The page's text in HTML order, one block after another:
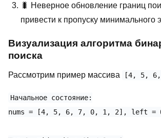
🐛 Неверное обновление границ
привести к пропуску минимального
Визуализация алгоритма
поиска
Рассмотрим пример массива [4, 5,
Начальное состояние:
nums = [4, 5, 6, 7, 0, 1, 2], left =